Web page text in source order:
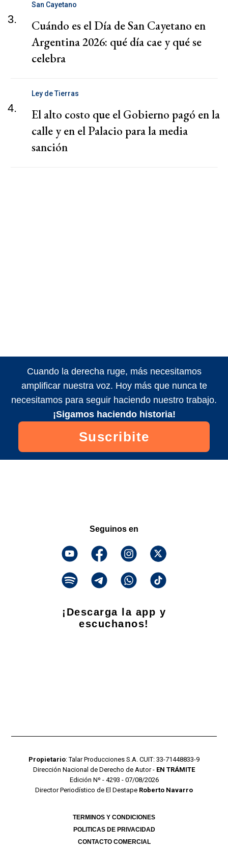
3.
San Cayetano
Cuándo es el Día de San Cayetano en
Argentina 2026: qué día cae y qué se
celebra
4.
Ley de Tierras
El alto costo que el Gobierno pagó en la
calle y en el Palacio para la media
sanción
Cuando la derecha ruge, más necesitamos
amplificar nuestra voz. Hoy más que nunca te
necesitamos para seguir haciendo nuestro trabajo.
¡Sigamos haciendo historia!
Suscribite
Seguinos en
¡Descarga la app y
escuchanos!
Propietario: Talar Producciones S.A. CUIT: 33-71448833-9
Dirección Nacional de Derecho de Autor - EN TRÁMITE
Edición Nº - 4293 - 07/08/2026
Director Periodístico de El Destape Roberto Navarro
TERMINOS Y CONDICIONES
POLITICAS DE PRIVACIDAD
CONTACTO COMERCIAL